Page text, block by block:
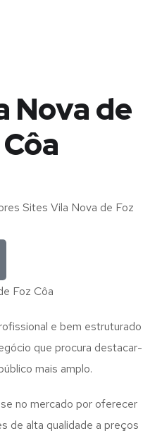
Nova de
Sites Vila Nova de Foz
Foz Côa
e bem estruturado
que procura destacar-
mais amplo.
no mercado por oferecer
de alta qualidade a preços